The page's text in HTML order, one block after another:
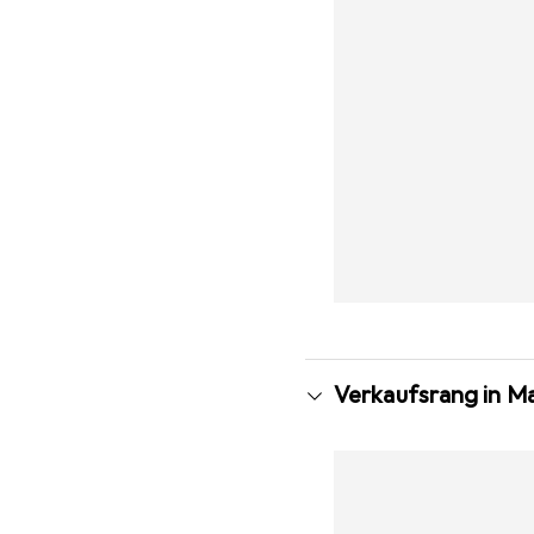
Verkaufsrang in